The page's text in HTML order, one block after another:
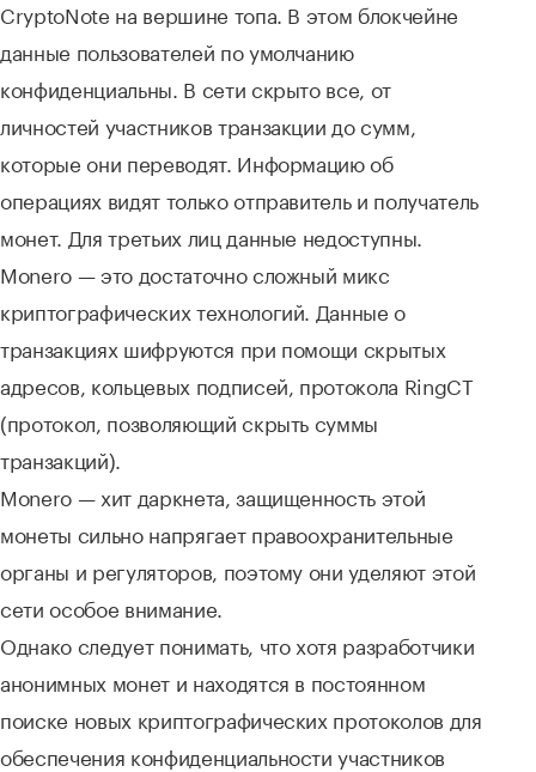
CryptoNote на вершине топа. В этом блокчейне
данные пользователей по умолчанию
конфиденциальны. В сети скрыто все, от
личностей участников транзакции до сумм,
которые они переводят. Информацию об
операциях видят только отправитель и получатель
монет. Для третьих лиц данные недоступны.
Monero — это достаточно сложный микс
криптографических технологий. Данные о
транзакциях шифруются при помощи скрытых
адресов, кольцевых подписей, протокола RingCT
(протокол, позволяющий скрыть суммы
транзакций).
Monero — хит даркнета, защищенность этой
монеты сильно напрягает правоохранительные
органы и регуляторов, поэтому они уделяют этой
сети особое внимание.
Однако следует понимать, что хотя разработчики
анонимных монет и находятся в постоянном
поиске новых криптографических протоколов для
обеспечения конфиденциальности участников